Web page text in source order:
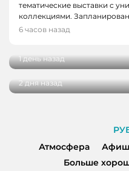
тематические выставки с
коллекциями.
6 часов назад
НОВОСТИ
В Киселевске
1 день назад
НОВОСТИ
Алатау» поселился
2 дня назад
Атмосфера
Больше